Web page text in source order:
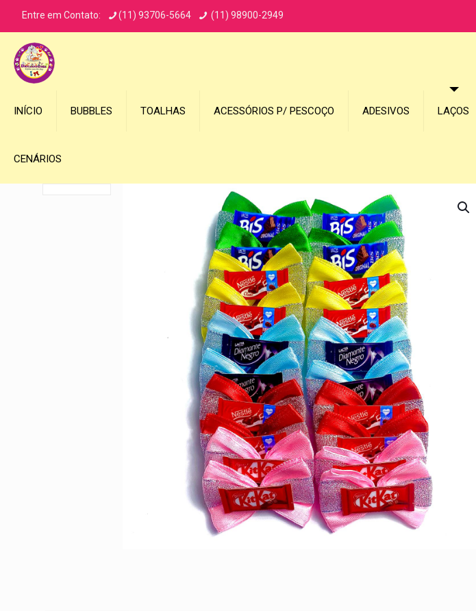
Entre em Contato: (11) 93706-5664 (11) 98900-2949
INÍCIO BUBBLES TOALHAS ACESSÓRIOS P/ PESCOÇO ADESIVOS LAÇOS
CENÁRIOS